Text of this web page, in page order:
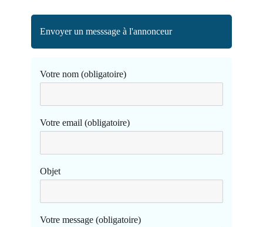
Envoyer un messsage à l'annonceur
Votre nom (obligatoire)
Votre email (obligatoire)
Objet
Votre message (obligatoire)